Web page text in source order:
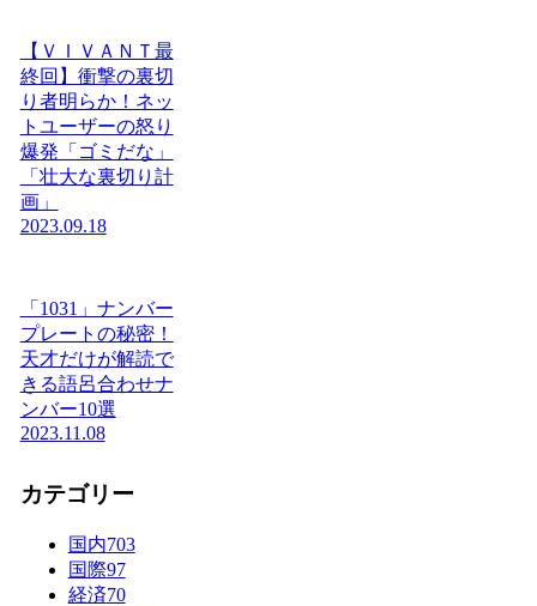
【ＶＩＶＡＮＴ最
終回】衝撃の裏切
り者明らか！ネッ
トユーザーの怒り
爆発「ゴミだな」
「壮大な裏切り計
画」
2023.09.18
「1031」ナンバー
プレートの秘密！
天才だけが解読で
きる語呂合わせナ
ンバー10選
2023.11.08
カテゴリー
国内703
国際97
経済70